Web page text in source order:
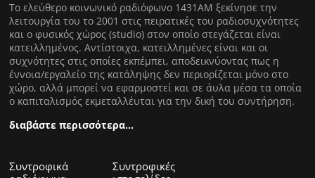
Tο ελεύθερο κοινωνικό ραδιόφωνο 1431AM ξεκίνησε την
λειτουργία του το 2001 στις πειρατικές του ραδιοσυχνότητες
και ο φυσικός χώρος (studio) στον οποίο στεγάζεται είναι
κατειλλημένος. Αντίστοιχα, κατειλλημένες είναι και οι
συχνότητες στις οποίες εκπέμπει, αποδεικνύοντας πως η
έννοια/εργαλείο της κατάληψης δεν περιορίζεται μόνο στο
χώρο, αλλά μπορεί να εφαρμοστεί και σε άυλα μέσα τα οποία
ο καπιταλισμός εκμεταλλέυται για την δική του συντήρηση.
διαβάστε περισσότερα…
Συντροφικά
Συντροφικές